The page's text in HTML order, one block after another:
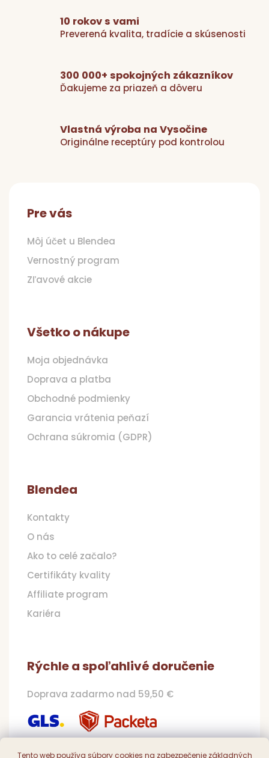
Tento web používa súbory cookies na zabezpečenie základných
i
e
v
k
ý
p
10 rokov s vami
Preverená kvalita, tradície a skúsenosti
300 000+ spokojných zákazníkov
Ďakujeme za priazeň a dôveru
Vlastná výroba na Vysočine
Originálne receptúry pod kontrolou
Pre vás
Môj účet u Blendea
Vernostný program
Zľavové akcie
Všetko o nákupe
Moja objednávka
Doprava a platba
Obchodné podmienky
Garancia vrátenia peňazí
Ochrana súkromia (GDPR)
Blendea
Kontakty
O nás
Ako to celé začalo?
Certifikáty kvality
Affiliate program
Kariéra
Rýchle a spoľahlivé doručenie
Doprava zadarmo nad 59,50 €